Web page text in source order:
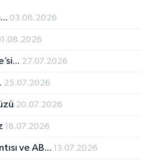
03.08.2026
27.07.2026
25.07.2026
20.07.2026
18.07.2026
ve AB... 13.07.2026